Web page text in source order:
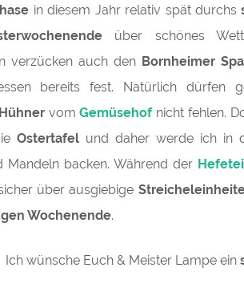
in diesem Jahr relativ spät durchs
über schönes
verzücken auch den Bornheimer
bereits fest. Natürlich dürfen
vomGemüsehofnicht fehlen.
Ostertafelund daher werde ich in
Mandeln backen. Während der
über ausgiebige
Wochenende.
Ich wünsche Euch & Meister Lampe ein